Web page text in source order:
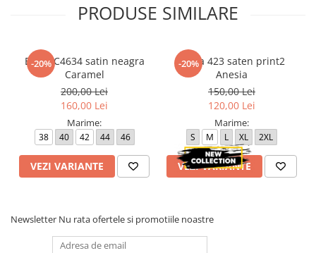
PRODUSE SIMILARE
-20%
Bluza C4634 satin neagra
Caramel
200,00 Lei
160,00 Lei
Marime:
38 40 42 44 46
VEZI VARIANTE
-20%
Bluza 423 saten print2
Anesia
150,00 Lei
120,00 Lei
Marime:
S M L XL 2XL
VEZI VARIANTE
Newsletter Nu rata ofertele si promotiile noastre